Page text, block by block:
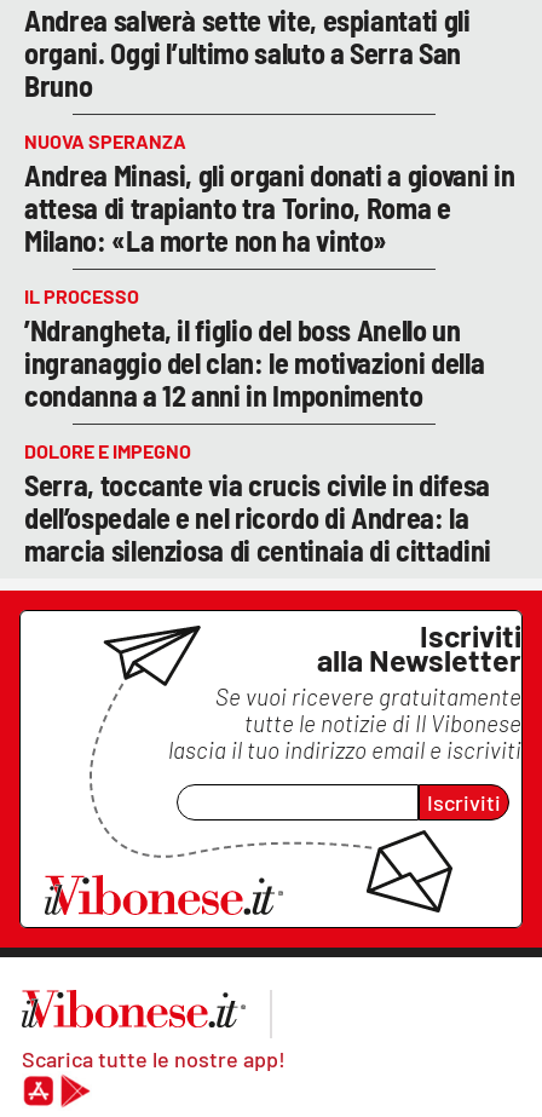
Andrea salverà sette vite, espiantati gli
organi. Oggi l’ultimo saluto a Serra San
Bruno
NUOVA SPERANZA
Andrea Minasi, gli organi donati a giovani in
attesa di trapianto tra Torino, Roma e
Milano: «La morte non ha vinto»
IL PROCESSO
’Ndrangheta, il figlio del boss Anello un
ingranaggio del clan: le motivazioni della
condanna a 12 anni in Imponimento
DOLORE E IMPEGNO
Serra, toccante via crucis civile in difesa
dell’ospedale e nel ricordo di Andrea: la
marcia silenziosa di centinaia di cittadini
Iscriviti
alla Newsletter
Se vuoi ricevere gratuitamente
tutte le notizie di Il Vibonese
lascia il tuo indirizzo email e iscriviti
Iscriviti
Scarica tutte le nostre app!